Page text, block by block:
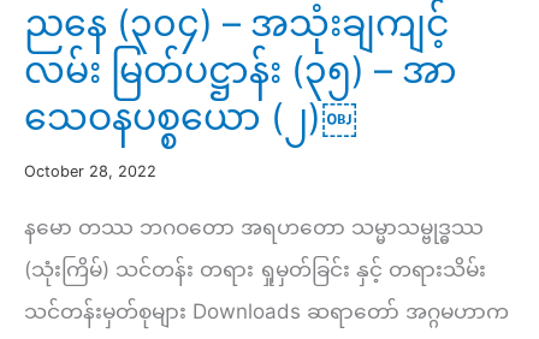
ယော
(၃)
￼
ကို
သုည
သဘော
မြင်
ရှု
တတ်
ညနေ (၃၀၄) – အသုံးချကျင့်
လမ်း မြတ်ပဋ္ဌာန်း (၃၅) – အာ
သေဝနပစ္စယော (၂)￼
October 28, 2022
နမော တဿ ဘဂဝတော အရဟတော သမ္မာသမ္ဗုဒ္ဓဿ
(သုံးကြိမ်) သင်တန်း တရား ရှုမှတ်ခြင်း နှင့် တရားသိမ်း
သင်တန်းမှတ်စုများ Downloads ဆရာတော် အဂ္ဂမဟာက